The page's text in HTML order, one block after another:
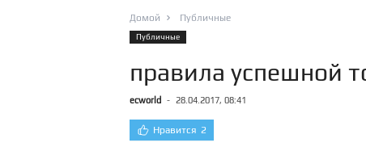
Домой Публичные
Публичные
правила успешной
ecworld - 28.04.2017, 08:41
Нравится 2